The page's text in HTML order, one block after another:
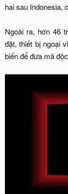
hai sau Indonesia,
Ngoài ra, hơn 46
đặt, thiết bị ngoại
biến để đưa mã